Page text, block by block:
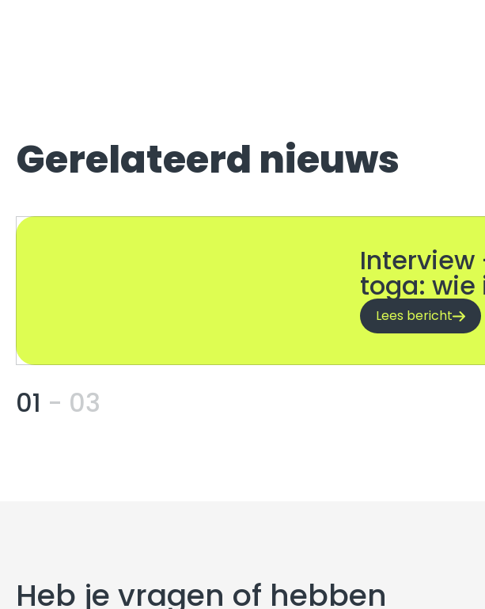
Gerelateerd nieuws
Interview
toga: wie
Lees bericht
01 - 03
Heb je vragen of hebben